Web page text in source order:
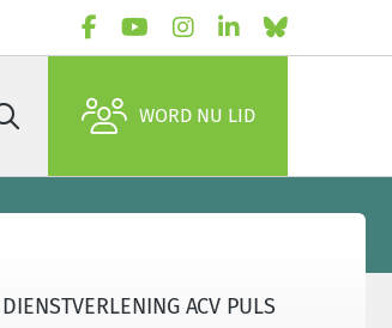
WORD NU LID
DIENSTVERLENING ACV PULS